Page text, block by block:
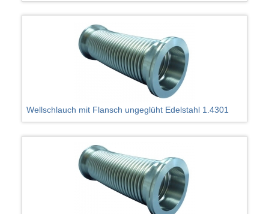
Wellschlauch mit Flansch ungeglüht Edelstahl 1.4301